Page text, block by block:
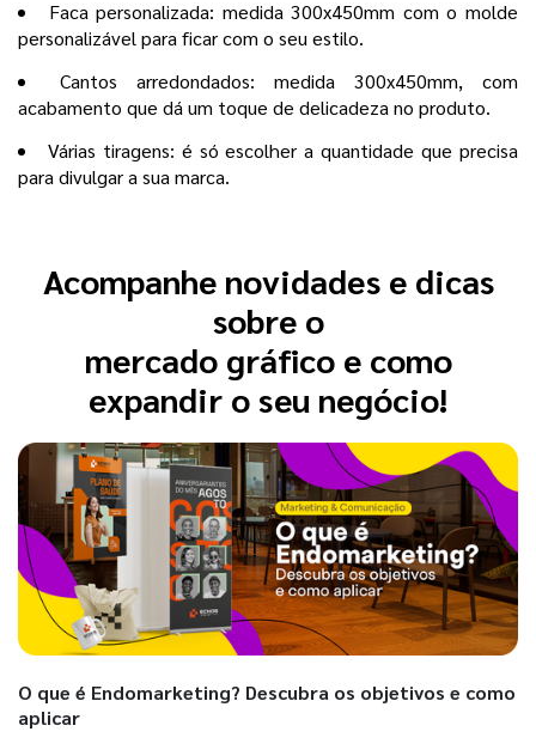
Faca personalizada: medida 300x450mm com o molde
personalizável para ficar com o seu estilo.
Cantos arredondados: medida 300x450mm, com
acabamento que dá um toque de delicadeza no produto.
Várias tiragens: é só escolher a quantidade que precisa
para divulgar a sua marca.
Acompanhe novidades e dicas
sobre o
mercado gráfico e como
expandir o seu negócio!
O que é Endomarketing? Descubra os objetivos e como
aplicar